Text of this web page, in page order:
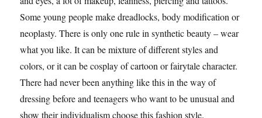
Some young people make dreadlocks, body modification or
neoplasty. There is only one rule in synthetic beauty – wear
what you like. It can be mixture of different styles and
colors, or it can be cosplay of cartoon or fairytale character.
There had never been anything like this in the way of
dressing before and teenagers who want to be unusual and
show their individualism choose this fashion style.